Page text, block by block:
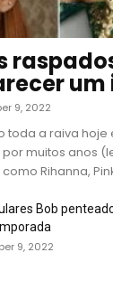
9, 2022
toda a raiva hoje
muitos anos
Rihanna,
Bob
9, 2022